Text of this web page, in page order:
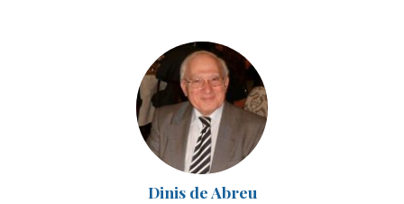
Dinis de Abreu